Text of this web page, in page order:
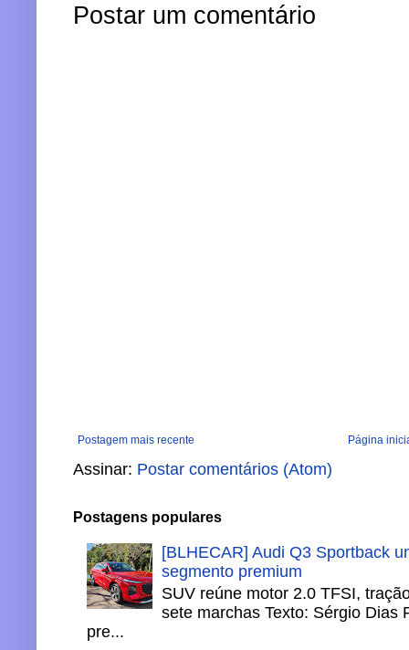
Postar um comentário
Postagem mais recente Página
Assinar: Postar comentários (Atom)
Postagens populares
[BLHECAR] Audi Q3 Sportback
segmento premium
SUV reúne motor 2.0 TFSI,
sete marchas Texto: Sérgio Dias
pre...